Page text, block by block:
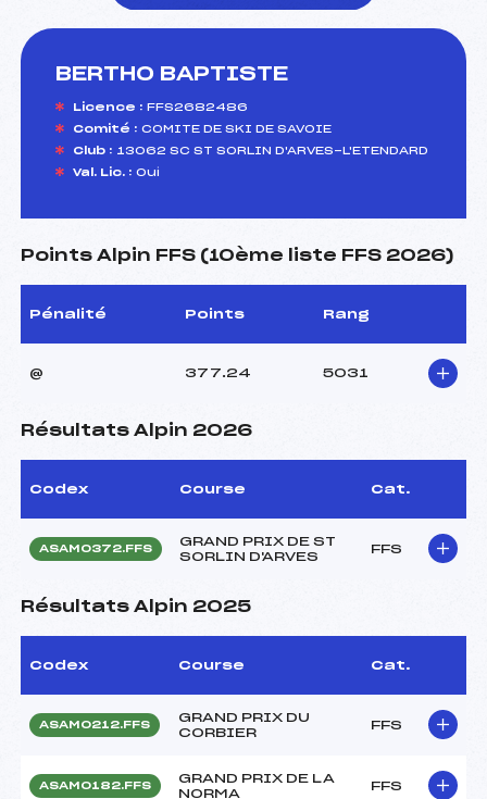
BERTHO BAPTISTE
Licence : FFS2682486
Comité : COMITE DE SKI DE SAVOIE
Club : 13062 SC ST SORLIN D'ARVES-L'ETENDARD
Val. Lic. : Oui
Points Alpin FFS (10ème liste FFS 2026)
Pénalité Points Rang
@ 377.24 5031
Résultats Alpin 2026
Codex Course Cat.
ASAM0372.FFS
GRAND PRIX DE ST
SORLIN D'ARVES
FFS
Résultats Alpin 2025
Codex Course Cat.
ASAM0212.FFS
GRAND PRIX DU
CORBIER
FFS
ASAM0182.FFS
GRAND PRIX DE LA
NORMA
FFS